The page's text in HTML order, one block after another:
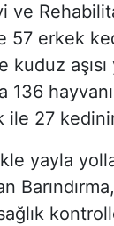
ve
57 erkek
kuduz
136
ile 27
yayla